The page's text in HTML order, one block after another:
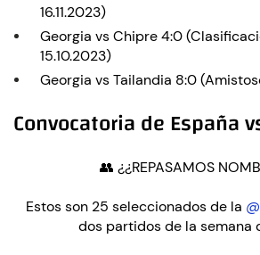
16.11.2023)
Georgia vs Chipre 4:0
15.10.2023)
Georgia vs Tailandia 8:0
Convocatoria de España
👥 ¿¿REPASAMOS
Estos son 25 seleccionados de la
dos partidos de la semana